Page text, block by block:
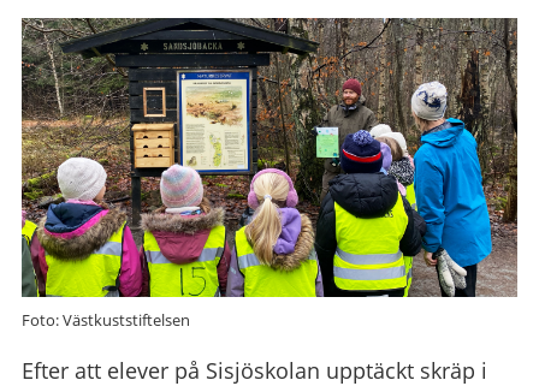
Foto: Västkuststiftelsen
Efter att elever på Sisjöskolan upptäckt skräp i